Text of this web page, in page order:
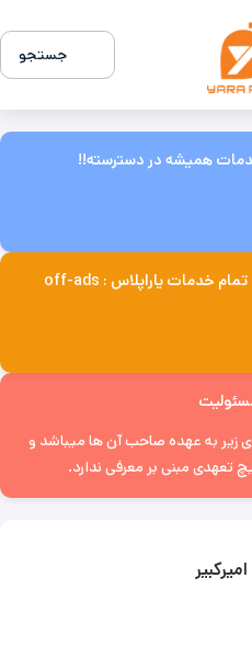
جستجو
خدمات همیشه در دسترسته!!
زیر به عهده صاحب آن ها میباشد و
تعهدی مبنی بر معرفی ندارد.